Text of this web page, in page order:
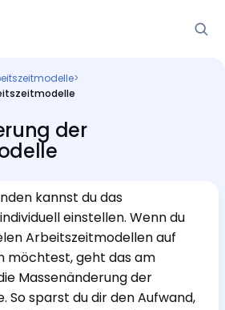
>
der
kannst du das
einstellen. Wenn du
Arbeitszeitmodellen auf
möchtest, geht das am
Massenänderung der
So sparst du dir den Aufwand,